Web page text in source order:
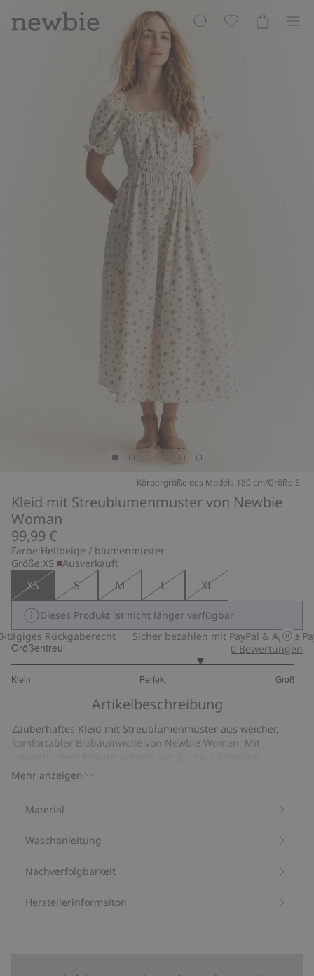
Körpergröße des Models 180 cm/Größe S
Kleid mit Streublumenmuster von Newbie
Woman
99,99 €
Farbe:Hellbeige / blumenmuster
Größe:XS Ausverkauft
XS S M L XL
Dieses Produkt ist nicht länger verfügbar
Rückgaberecht
Sicher bezahlen mit PayPal & Apple Pay
Größentreu
Klein Perfekt Groß
von
39
Bewertungen
0 Bewertungen
Artikelbeschreibung
Mehr anzeigen
Zauberhaftes Kleid mit Streublumenmuster aus weicher,
komfortabler Biobaumwolle von Newbie Woman. Mit
Silhouette sorgt. Die hübschen elastischen Details an Taille,
Ausschnitt und Bündchen runden das Design ab und sorgen
kann perfekt mit dem passenden Modell für Kinder und
Länge 130 cm in Größe S.
Aus 100 % Biobaumwolle.
Bio-Baumwolle
Material
Waschanleitung
Nachverfolgbarkeit
Herstellerinformaiton